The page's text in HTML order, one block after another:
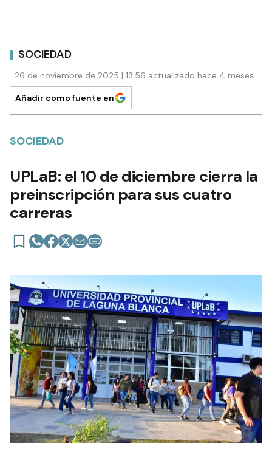
SOCIEDAD
26 de noviembre de 2025 | 13:56 actualizado hace 4 meses
Añadir como fuente en
SOCIEDAD
UPLaB: el 10 de diciembre cierra la
preinscripción para sus cuatro
carreras